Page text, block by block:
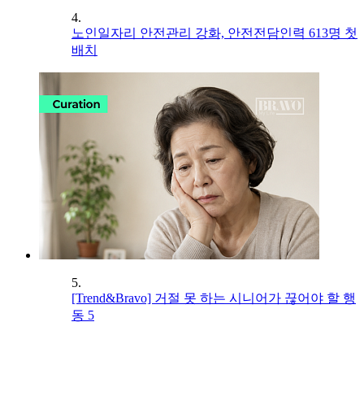
4.
노인일자리 안전관리 강화, 안전전담인력 613명 첫
배치
5.
[Trend&Bravo] 거절 못 하는 시니어가 끊어야 할 행
동 5